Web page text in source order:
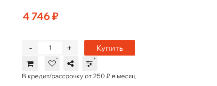
4 746 ₽
+
- Купить
В кредит/рассрочку от 250 ₽ в месяц